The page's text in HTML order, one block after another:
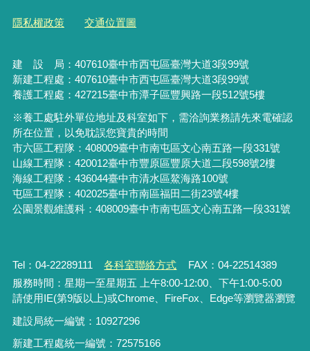
隱私權政策 交通位置圖
建 設 局： 407610臺中市西屯區臺灣大道3段99號
新建工程處：407610臺中市西屯區臺灣大道3段99號
養護工程處：427215臺中市潭子區豐興路一段512號5樓
※養工處駐外單位地址及科室如下，需洽詢業務請先來電確認
所在位置，以免耽誤您寶貴的時間
市六區工程隊：408009臺中市南屯區文心南五路一段331號
山線工程隊：420012臺中市豐原區豐原大道二段598號2樓
海線工程隊：436044臺中市清水區鰲海路100號
屯區工程隊：402025臺中市南區福田二街23號4樓
公園景觀維護科：408009臺中市南屯區文心南五路一段331號
Tel：04-22289111 各科室聯絡方式
FAX：04-22514389
服務時間：星期一至星期五 上午8:00-12:00、下午1:00-5:00
請使用IE(第9版以上)或Chrome、FireFox、Edge等瀏覽器瀏覽
建設局統一編號：10927296
新建工程處統一編號 ： 72575166